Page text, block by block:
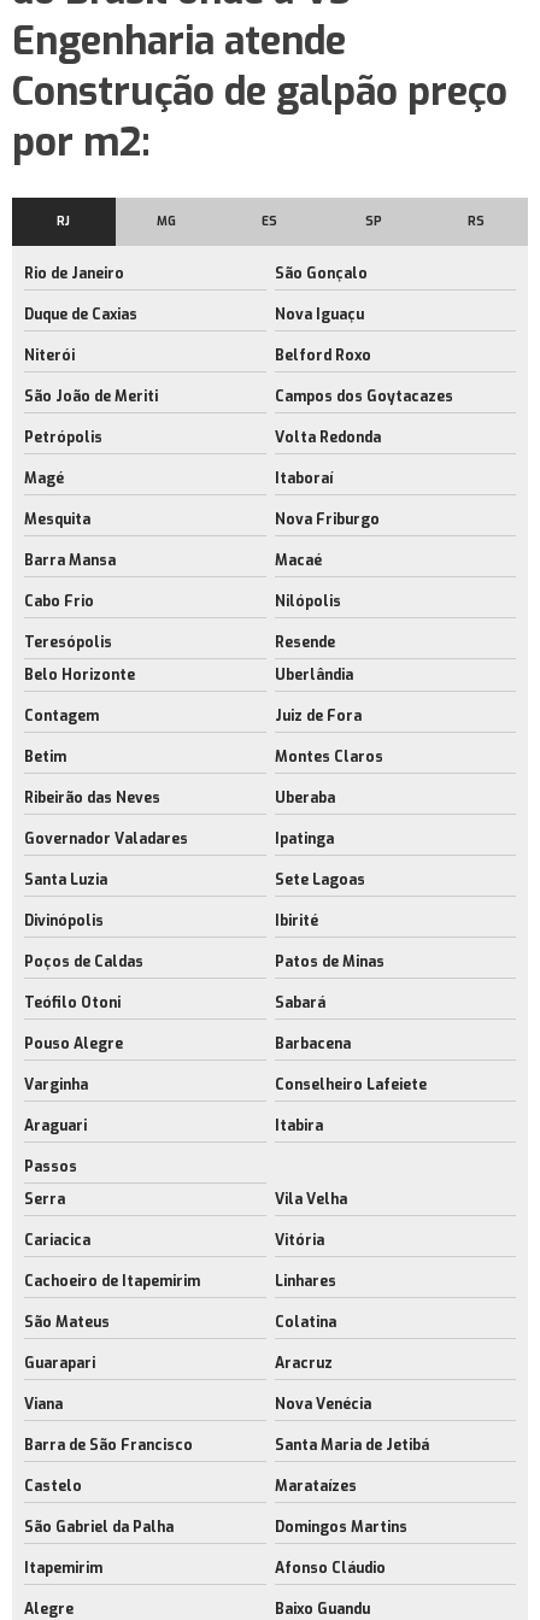
Construtora de galpão comercial
Locação de galpão de armazenamento no rj
Aluguel de barracão
Galpão logístico
Galpão logístico para alugar
Galpão logístico rio de janeiro
Locação de barracão
Aluguel de área de armazenagem no rj
Aluguel de barracão com docas
Empresa de aluguel de barracão com docas
Aluguel de barracão com docas no rio de janeiro
Aluguel de barracão rj
Aluguel de barracão no rio de janeiro
Aluguel de espaço industrial
Aluguel de espaço industrial no rj
Aluguel de espaço para estoque rj
Aluguel de espaço para fabricação rj
Aluguel de galpão com docas
Empresa de aluguel de galpão com docas
Aluguel de galpão com docas no rj
Locação de galpão com docas
Aluguel de galpão para indústria
Aluguel de galpão próximo ao aeroporto rj
Empresa de aluguel de galpão próximo ao aeroporto rj
Aluguel de galpão sustentável
Empresa de aluguel de galpão sustentável
Aluguel de galpões cross docking
Aluguel de galpões cross docking no rio de janeiro
Locação de galpões cross docking
Aluguel de galpões modulares
Empresa de aluguel galpão industrial
Locação de galpão logístico
área industrial para alugar rj
Barracões industriais rio de janeiro
Locação de barracões industriais
Engenharia atende
Construção de galpão preço
por m2:
RJ MG ES SP RS
Rio de Janeiro São Gonçalo
Duque de Caxias Nova Iguaçu
Niterói Belford Roxo
São João de Meriti Campos dos Goytacazes
Petrópolis Volta Redonda
Magé Itaboraí
Mesquita Nova Friburgo
Barra Mansa Macaé
Cabo Frio Nilópolis
Teresópolis
Resende
Belo Horizonte
Uberlândia
Contagem Juiz de Fora
Betim Montes Claros
Ribeirão das Neves Uberaba
Governador Valadares Ipatinga
Santa Luzia Sete Lagoas
Divinópolis Ibirité
Poços de Caldas Patos de Minas
Teófilo Otoni Sabará
Pouso Alegre Barbacena
Varginha Conselheiro Lafeiete
Araguari Itabira
Passos
Serra
Vila Velha
Cariacica Vitória
Cachoeiro de Itapemirim Linhares
São Mateus Colatina
Guarapari Aracruz
Viana Nova Venécia
Barra de São Francisco Santa Maria de Jetibá
Castelo Marataízes
São Gabriel da Palha Domingos Martins
Itapemirim Afonso Cláudio
Alegre Baixo Guandu